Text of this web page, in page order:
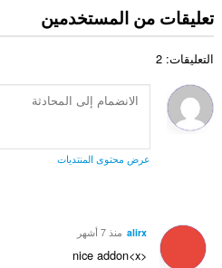
تعليقات من المستخدمين
التعليقات: 2
عرض محتوى المنتديات
alirx منذ 7 أشهر
nice addon<x>